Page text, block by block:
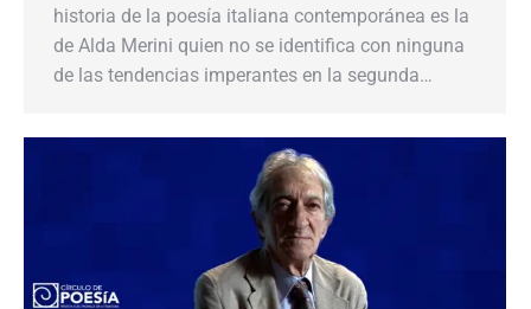
historia de la poesía italiana contemporánea es la
de Alda Merini quien no se identifica con ninguna
de las tendencias imperantes en la segunda…